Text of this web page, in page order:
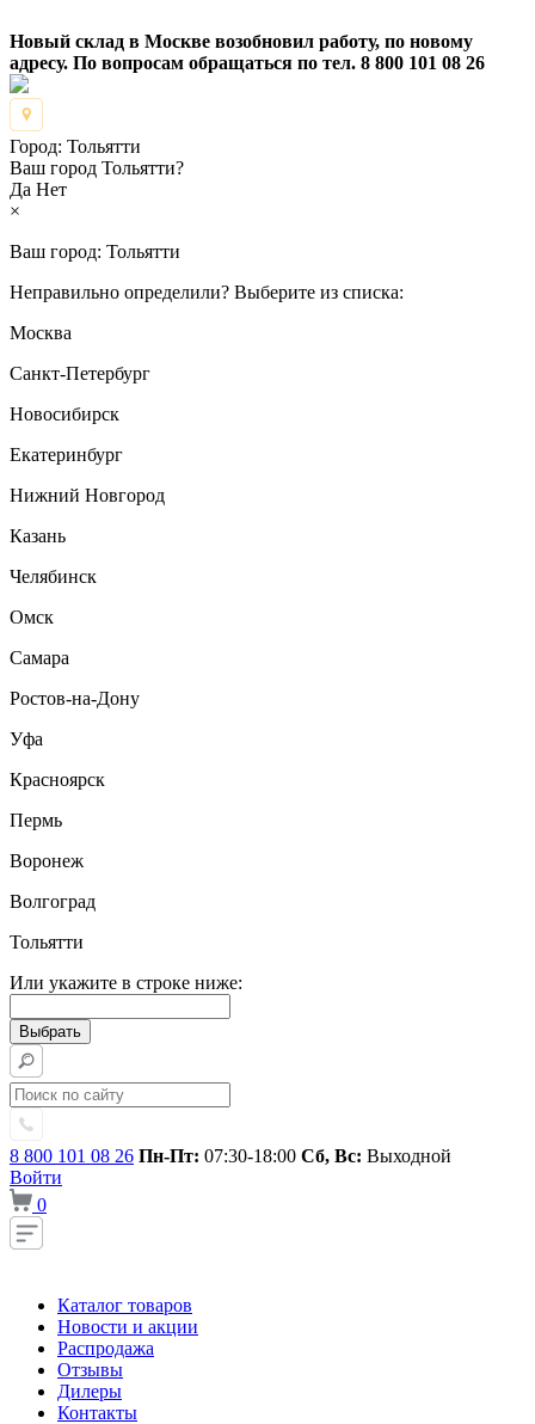
Новый склад в Москве возобновил работу, по новому
адресу. По вопросам обращаться по тел. 8 800 101 08 26
Город: Тольятти
Ваш город Тольятти?
Да Нет
×
Ваш город: Тольятти
Неправильно определили? Выберите из списка:
Москва
Санкт-Петербург
Новосибирск
Екатеринбург
Нижний Новгород
Казань
Челябинск
Омск
Самара
Ростов-на-Дону
Уфа
Красноярск
Пермь
Воронеж
Волгоград
Тольятти
Или укажите в строке ниже:
8 800 101 08 26 Пн-Пт: 07:30-18:00 Сб, Вс: Выходной
Войти
0
Каталог товаров
Новости и акции
Распродажа
Отзывы
Дилеры
Контакты